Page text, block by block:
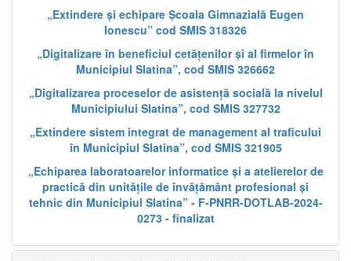
„Extindere și echipare Școala Gimnazială Eugen
Ionescu” cod SMIS 318326
„Digitalizare în beneficiul cetățenilor și al firmelor în
Municipiul Slatina”, cod SMIS 326662
„Digitalizarea proceselor de asistență socială la nivelul
Municipiului Slatina”, cod SMIS 327732
„Extindere sistem integrat de management al traficului
în Municipiul Slatina”, cod SMIS 321905
„Echiparea laboratoarelor informatice și a atelierelor de
practică din unitățile de învățământ profesional și
tehnic din Municipiul Slatina” - F-PNRR-DOTLAB-2024-
0273 - finalizat